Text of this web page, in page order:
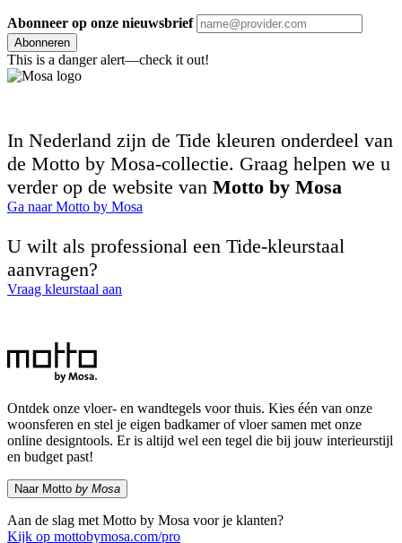
Abonneer op onze nieuwsbrief
Abonneren
This is a danger alert—check it out!
In Nederland zijn de Tide kleuren onderdeel van
de Motto by Mosa-collectie. Graag helpen we u
verder op de website van Motto by Mosa
Ga naar Motto by Mosa
U wilt als professional een Tide-kleurstaal
aanvragen?
Vraag kleurstaal aan
Ontdek onze vloer- en wandtegels voor thuis. Kies één van onze
woonsferen en stel je eigen badkamer of vloer samen met onze
online designtools. Er is altijd wel een tegel die bij jouw interieurstijl
en budget past!
Naar Motto by Mosa
Aan de slag met Motto by Mosa voor je klanten?
Kijk op mottobymosa.com/pro